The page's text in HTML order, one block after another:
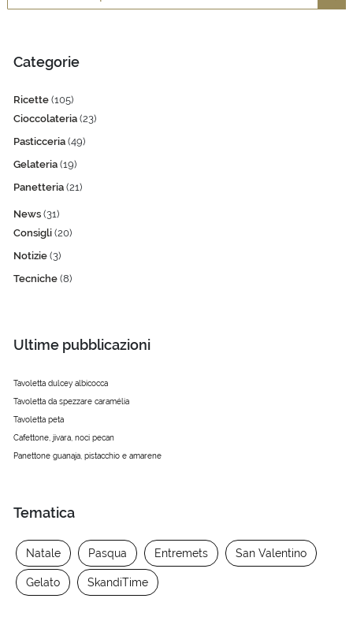
Cerca
Categorie
Ricette (105)
Cioccolateria (23)
Pasticceria (49)
Gelateria (19)
Panetteria (21)
News (31)
Consigli (20)
Notizie (3)
Tecniche (8)
Ultime pubblicazioni
Tavoletta dulcey albicocca
Tavoletta da spezzare caramélia
Tavoletta peta
Cafettone, jivara, noci pecan
Panettone guanaja, pistacchio e amarene
Tematica
Natale Pasqua Entremets San Valentino
Gelato SkandiTime